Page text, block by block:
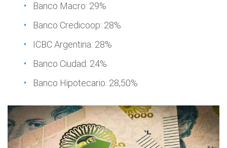
Banco Macro: 29%
Banco Credicoop: 28%
ICBC Argentina: 28%
Banco Ciudad: 24%
Banco Hipotecario: 28,50%